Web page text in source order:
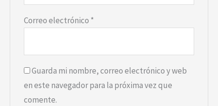
Correo electrónico *
Guarda mi nombre, correo electrónico y web
en este navegador para la próxima vez que
comente.